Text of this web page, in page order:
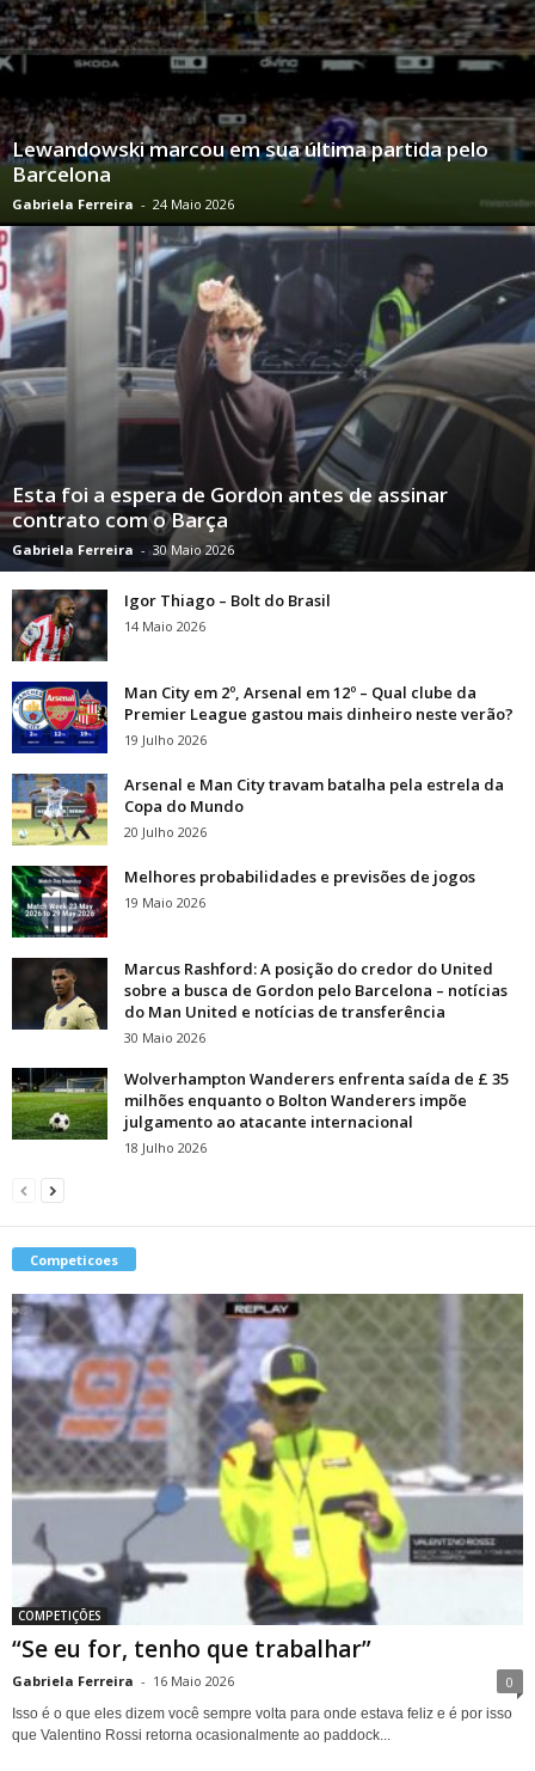
Lewandowski marcou em sua última partida pelo
Barcelona
Gabriela Ferreira - 24 Maio 2026
Esta foi a espera de Gordon antes de assinar
contrato com o Barça
Gabriela Ferreira - 30 Maio 2026
Igor Thiago – Bolt do Brasil
14 Maio 2026
Man City em 2º, Arsenal em 12º – Qual clube da
Premier League gastou mais dinheiro neste verão?
19 Julho 2026
Arsenal e Man City travam batalha pela estrela da
Copa do Mundo
20 Julho 2026
Melhores probabilidades e previsões de jogos
19 Maio 2026
Marcus Rashford: A posição do credor do United
sobre a busca de Gordon pelo Barcelona – notícias
do Man United e notícias de transferência
30 Maio 2026
Wolverhampton Wanderers enfrenta saída de £ 35
milhões enquanto o Bolton Wanderers impõe
julgamento ao atacante internacional
18 Julho 2026
Competicoes
COMPETIÇÕES
“Se eu for, tenho que trabalhar”
Gabriela Ferreira - 16 Maio 2026 0
Isso é o que eles dizem você sempre volta para onde estava feliz e é por isso
que Valentino Rossi retorna ocasionalmente ao paddock...